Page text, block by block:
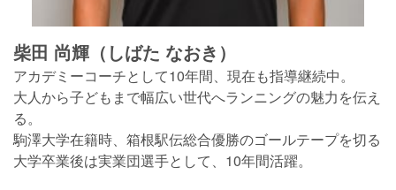
柴田 尚輝（しばた なおき）
アカデミーコーチとして10年間、現在も指導継続中。
大人から子どもまで幅広い世代へランニングの魅力を伝え
る。
駒澤大学在籍時、箱根駅伝総合優勝のゴールテープを切る
大学卒業後は実業団選手として、10年間活躍。